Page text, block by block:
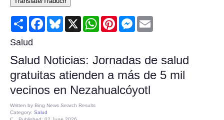
Consumer
Consumer Affairs Recalls
Food & Drug Recalls
Product Safety News
Entertainment
Share FacebookBluesky
X WhatsAppPinterestMessenger
Salud
Salud Noticias: Jornadas de salud
gratuitas atienden a más de 5 mil
vecinos en Nezahualcóyotl
Written by Bing News Search Results
Category: Salud